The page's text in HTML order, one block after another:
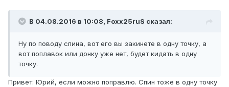
В 04.08.2016 в 10:08, Foxx25ruS сказал:
Ну по поводу спина, вот его вы закинете в одну точку, а
вот поплавок или донку уже нет, будет кидать в одну
точку.
Привет. Юрий, если можно поправлю. Спин тоже в одну точку